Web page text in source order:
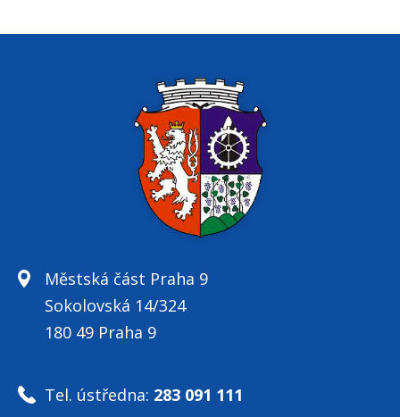
Městská část Praha 9
Sokolovská 14/324
180 49 Praha 9
Tel. ústředna: 283 091 111